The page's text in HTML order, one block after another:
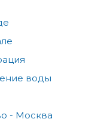
воды
- Москва